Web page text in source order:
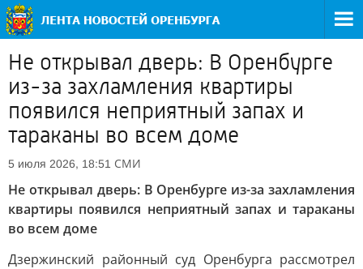
Не открывал дверь: В Оренбурге
из-за захламления квартиры
появился неприятный запах и
тараканы во всем доме
5 июля 2026, 18:51 СМИ
Не открывал дверь: В Оренбурге из-за захламления
квартиры появился неприятный запах и тараканы
во всем доме
Дзержинский районный суд Оренбурга рассмотрел